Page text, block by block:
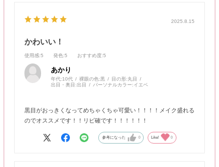
2025.8.15
かわいい！
使用感:5 発色:5 おすすめ度:5
あかり
年代:10代 裸眼の色:黒 目の形:丸目
出目・奥目:出目 パーソナルカラー:イエベ
黒目がおっきくなってめちゃくちゃ可愛い！！！！メイク盛れる
のでオススメです！！リピ確です！！！！！！
参考になった 0 Like! 0